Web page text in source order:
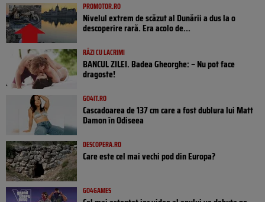
PROMOTOR.RO
Nivelul extrem de scăzut al Dunării a dus la o
descoperire rară. Era acolo de...
RÂZI CU LACRIMI
BANCUL ZILEI. Badea Gheorghe: – Nu pot face
dragoste!
GO4IT.RO
Cascadoarea de 137 cm care a fost dublura lui Matt
Damon în Odiseea
DESCOPERA.RO
Care este cel mai vechi pod din Europa?
GO4GAMES